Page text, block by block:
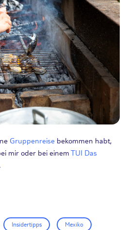
Gruppenreise bekommen habt,
mir oder bei einem TUI Das
Insidertipps Mexiko